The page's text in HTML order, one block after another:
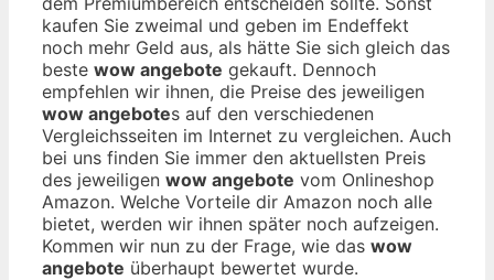
kaufen Sie zweimal und geben im Endeffekt
noch mehr Geld aus, als hätte Sie sich gleich das
beste wow angebote gekauft. Dennoch
empfehlen wir ihnen, die Preise des jeweiligen
wow angebotes auf den verschiedenen
Vergleichsseiten im Internet zu vergleichen. Auch
bei uns finden Sie immer den aktuellsten Preis
des jeweiligen wow angebote vom Onlineshop
Amazon. Welche Vorteile dir Amazon noch alle
bietet, werden wir ihnen später noch aufzeigen.
Kommen wir nun zu der Frage, wie das wow
angebote überhaupt bewertet wurde.